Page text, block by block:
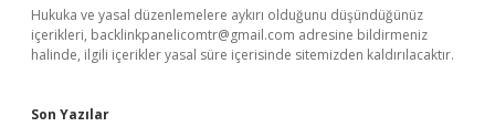
Hukuka ve yasal düzenlemelere aykırı olduğunu düşündüğünüz
içerikleri, backlinkpanelicomtr@gmail.com adresine bildirmeniz
halinde, ilgili içerikler yasal süre içerisinde sitemizden kaldırılacaktır.
Son Yazılar